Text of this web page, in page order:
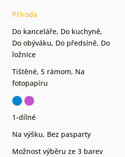
Příroda
Do kanceláře, Do kuchyně,
Do obýváku, Do předsíně, Do
ložnice
Tištěné, S rámom, Na
fotopapíru
1-dílné
Na výšku, Bez pasparty
Možnost výběru ze 3 barev